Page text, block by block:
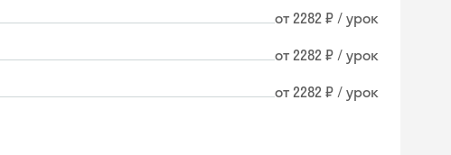
от 2282 ₽ / урок
от 2282 ₽ / урок
от 2282 ₽ / урок